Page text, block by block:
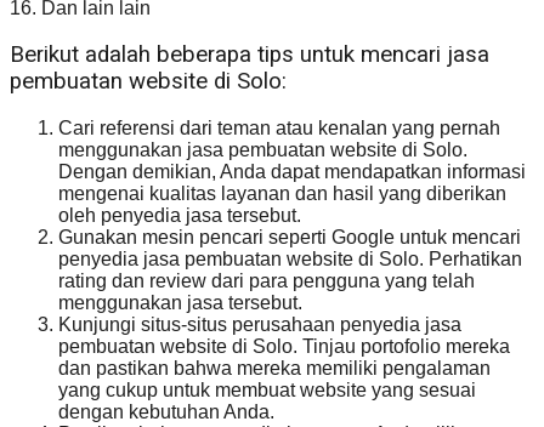
16. Dan lain lain
Berikut adalah beberapa tips untuk mencari jasa
pembuatan website di Solo:
Cari referensi dari teman atau kenalan yang pernah
menggunakan jasa pembuatan website di Solo.
Dengan demikian, Anda dapat mendapatkan informasi
mengenai kualitas layanan dan hasil yang diberikan
oleh penyedia jasa tersebut.
Gunakan mesin pencari seperti Google untuk mencari
penyedia jasa pembuatan website di Solo. Perhatikan
rating dan review dari para pengguna yang telah
menggunakan jasa tersebut.
Kunjungi situs-situs perusahaan penyedia jasa
pembuatan website di Solo. Tinjau portofolio mereka
dan pastikan bahwa mereka memiliki pengalaman
yang cukup untuk membuat website yang sesuai
dengan kebutuhan Anda.